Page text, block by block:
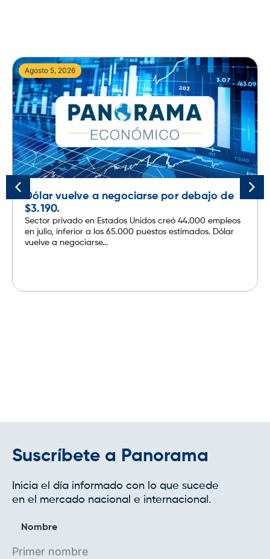
Agosto 5, 2026
Dólar vuelve a negociarse por debajo de
$3.190.
Sector privado en Estados Unidos creó 44.000 empleos
en julio, inferior a los 65.000 puestos estimados. Dólar
vuelve a negociarse...
Suscríbete a Panorama
Inicia el día informado con lo que sucede
en el mercado nacional e internacional.
Nombre